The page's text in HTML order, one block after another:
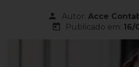
person Autor: Acce
today Publicado em: 16/